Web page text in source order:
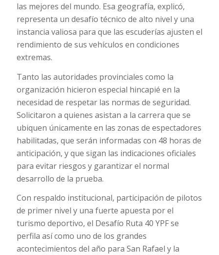
las mejores del mundo. Esa geografía, explicó,
representa un desafío técnico de alto nivel y una
instancia valiosa para que las escuderías ajusten el
rendimiento de sus vehículos en condiciones
extremas.
Tanto las autoridades provinciales como la
organización hicieron especial hincapié en la
necesidad de respetar las normas de seguridad.
Solicitaron a quienes asistan a la carrera que se
ubiquen únicamente en las zonas de espectadores
habilitadas, que serán informadas con 48 horas de
anticipación, y que sigan las indicaciones oficiales
para evitar riesgos y garantizar el normal
desarrollo de la prueba.
Con respaldo institucional, participación de pilotos
de primer nivel y una fuerte apuesta por el
turismo deportivo, el Desafío Ruta 40 YPF se
perfila así como uno de los grandes
acontecimientos del año para San Rafael y la